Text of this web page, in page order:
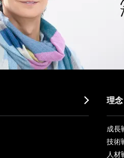
理
成長
技術
人材